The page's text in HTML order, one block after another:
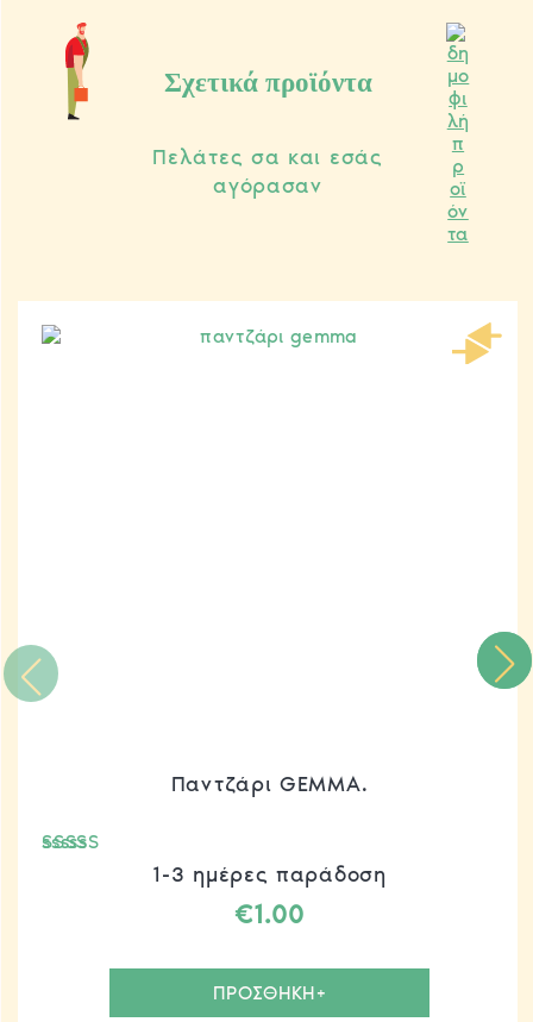
Σχετικά προϊόντα
Πελάτες σα και εσάς
αγόρασαν
Παντζάρι GEMMA.
Βαθμολογήθηκε1-3 ημέρες παράδοση
€1.00
ΠΡΟΣΘΗΚΗ+